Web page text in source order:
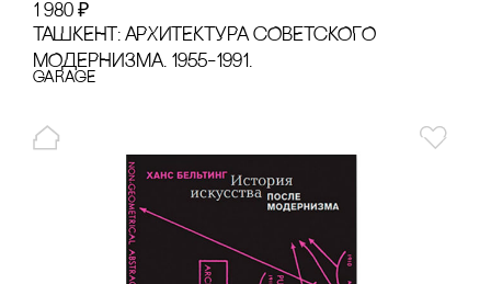
1 980 ₽
ТАШКЕНТ: АРХИТЕКТУРА сОВЕТсКОГО
МОДЕРНИЗМА. 1955–1991.
GARAGE